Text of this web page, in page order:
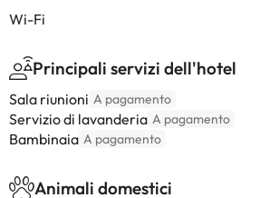
Wi-Fi
Principali servizi dell'hotel
Sala riunioni A pagamento
Servizio di lavanderia A pagamento
Bambinaia A pagamento
Animali domestici